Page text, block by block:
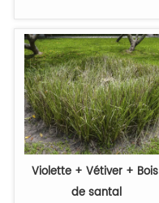
Violette + Vétiver + Bois
de santal